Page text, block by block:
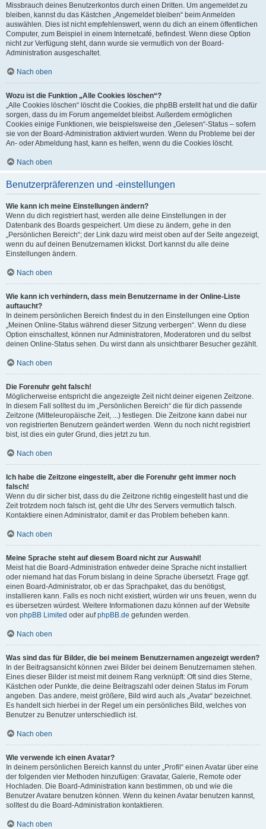
Missbrauch deines Benutzerkontos durch einen Dritten. Um angemeldet zu
bleiben, kannst du das Kästchen „Angemeldet bleiben“ beim Anmelden
auswählen. Dies ist nicht empfehlenswert, wenn du dich an einem öffentlichen
Computer, zum Beispiel in einem Internetcafé, befindest. Wenn diese Option
nicht zur Verfügung steht, dann wurde sie vermutlich von der Board-
Administration ausgeschaltet.
Nach oben
Wozu ist die Funktion „Alle Cookies löschen“?
„Alle Cookies löschen“ löscht die Cookies, die phpBB erstellt hat und die dafür
sorgen, dass du im Forum angemeldet bleibst. Außerdem ermöglichen
Cookies einige Funktionen, wie beispielsweise den „Gelesen“-Status – sofern
sie von der Board-Administration aktiviert wurden. Wenn du Probleme bei der
An- oder Abmeldung hast, kann es helfen, wenn du die Cookies löscht.
Nach oben
Benutzerpräferenzen und -einstellungen
Wie kann ich meine Einstellungen ändern?
Wenn du dich registriert hast, werden alle deine Einstellungen in der
Datenbank des Boards gespeichert. Um diese zu ändern, gehe in den
„Persönlichen Bereich“; der Link dazu wird meist oben auf der Seite angezeigt,
wenn du auf deinen Benutzernamen klickst. Dort kannst du alle deine
Einstellungen ändern.
Nach oben
Wie kann ich verhindern, dass mein Benutzername in der Online-Liste
auftaucht?
In deinem persönlichen Bereich findest du in den Einstellungen eine Option
„Meinen Online-Status während dieser Sitzung verbergen“. Wenn du diese
Option einschaltest, können nur Administratoren, Moderatoren und du selbst
deinen Online-Status sehen. Du wirst dann als unsichtbarer Besucher gezählt.
Nach oben
Die Forenuhr geht falsch!
Möglicherweise entspricht die angezeigte Zeit nicht deiner eigenen Zeitzone.
In diesem Fall solltest du im „Persönlichen Bereich“ die für dich passende
Zeitzone (Mitteleuropäische Zeit, ...) festlegen. Die Zeitzone kann dabei nur
von registrierten Benutzern geändert werden. Wenn du noch nicht registriert
bist, ist dies ein guter Grund, dies jetzt zu tun.
Nach oben
Ich habe die Zeitzone eingestellt, aber die Forenuhr geht immer noch
falsch!
Wenn du dir sicher bist, dass du die Zeitzone richtig eingestellt hast und die
Zeit trotzdem noch falsch ist, geht die Uhr des Servers vermutlich falsch.
Kontaktiere einen Administrator, damit er das Problem beheben kann.
Nach oben
Meine Sprache steht auf diesem Board nicht zur Auswahl!
Meist hat die Board-Administration entweder deine Sprache nicht installiert
oder niemand hat das Forum bislang in deine Sprache übersetzt. Frage ggf.
einen Board-Administrator, ob er das Sprachpaket, das du benötigst,
installieren kann. Falls es noch nicht existiert, würden wir uns freuen, wenn du
es übersetzen würdest. Weitere Informationen dazu können auf der Website
von phpBB Limited oder aufphpBB.de gefunden werden.
Nach oben
Was sind das für Bilder, die bei meinem Benutzernamen angezeigt werden?
In der Beitragsansicht können zwei Bilder bei deinem Benutzernamen stehen.
Eines dieser Bilder ist meist mit deinem Rang verknüpft: Oft sind dies Sterne,
Kästchen oder Punkte, die deine Beitragszahl oder deinen Status im Forum
angeben. Das andere, meist größere, Bild wird auch als „Avatar“ bezeichnet.
Es handelt sich hierbei in der Regel um ein persönliches Bild, welches von
Benutzer zu Benutzer unterschiedlich ist.
Nach oben
Wie verwende ich einen Avatar?
In deinem persönlichen Bereich kannst du unter „Profil“ einen Avatar über eine
der folgenden vier Methoden hinzufügen: Gravatar, Galerie, Remote oder
Hochladen. Die Board-Administration kann bestimmen, ob und wie die
Benutzer Avatare benutzen können. Wenn du keinen Avatar benutzen kannst,
solltest du die Board-Administration kontaktieren.
Nach oben